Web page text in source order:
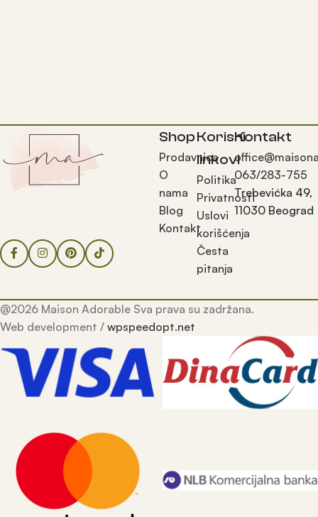
Shop
Prodavnica
O
nama
Blog
Kontakt
Korisni
linkovi
Politika
Privatnosti
Uslovi
korišćenja
Česta
pitanja
Kontakt
063/283-755
Trebevićka 49,
11030 Beograd
@2026 Maison Adorable Sva prava su zadržana.
Web development / wpspeedopt.net